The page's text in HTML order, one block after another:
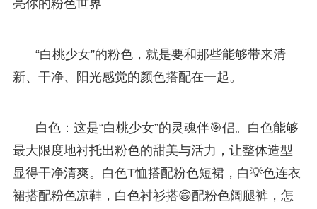
亮你的粉色世界
“白桃少女”的粉色，就是要和那些能够带来清
新、干净、阳光感觉的颜色搭配在一起。
白色：这是“白桃少女”的灵魂伴🎯侣。白色能够
最大限度地衬托出粉色的甜美与活力，让整体造型
显得干净清爽。白色T恤搭配粉色短裙，白💡色连衣
裙搭配粉色凉鞋，白色衬衫搭😁配粉色阔腿裤，怎